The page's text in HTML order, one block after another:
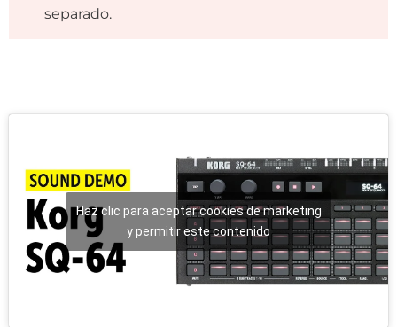
separado.
Haz clic para aceptar cookies de marketing
y permitir este contenido